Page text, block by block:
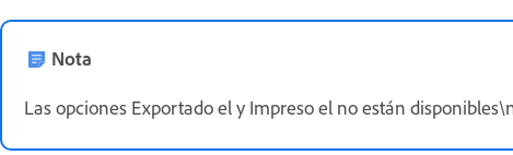
Nota
Las opciones Exportado el y Impreso el no están